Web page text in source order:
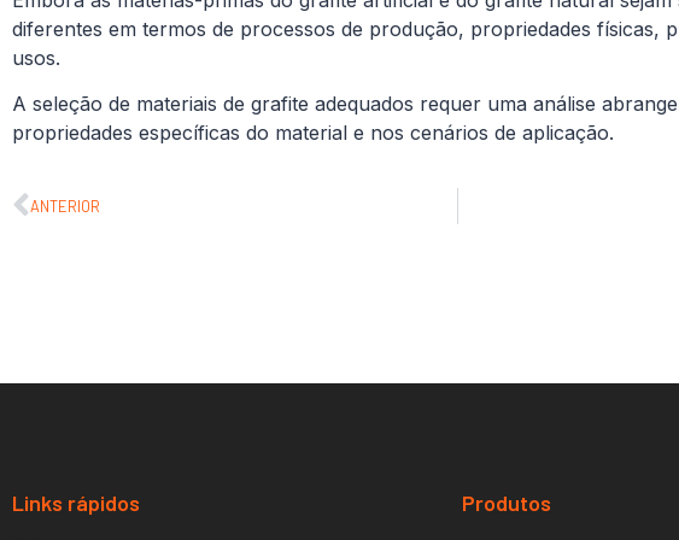
diferentes em termos de processos de produção, propriedades físicas,
usos.
A seleção de materiais de grafite adequados requer uma análise
propriedades específicas do material e nos cenários de aplicação.
ANTERIOR
Links rápidos Produtos